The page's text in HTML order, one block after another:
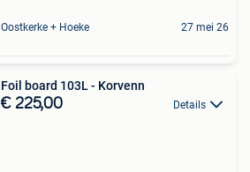
Oostkerke + Hoeke 27 mei 26
Foil board 103L - Korvenn
€ 225,00 Details